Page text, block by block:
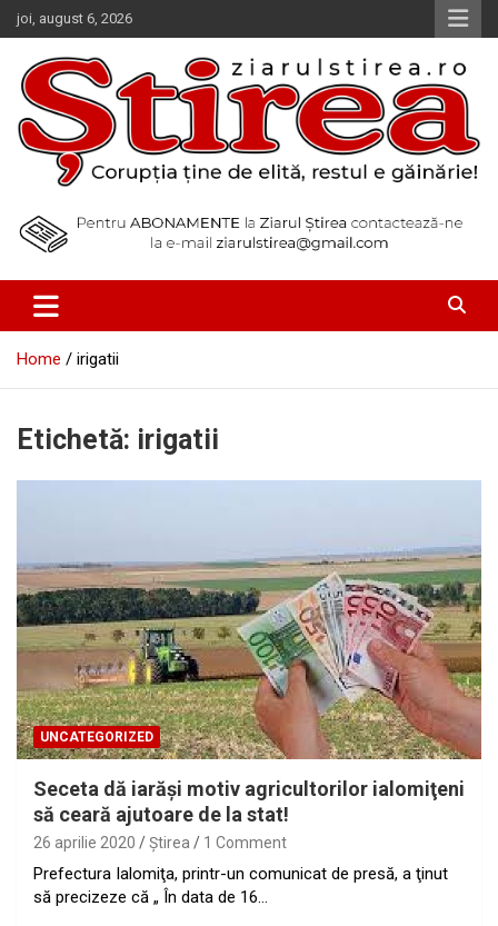
Skip
to
content
joi, august 6, 2026
Ziarul Știrea
Home irigatii
Etichetă: irigatii
UNCATEGORIZED
Seceta dă iarăşi motiv agricultorilor ialomiţeni
să ceară ajutoare de la stat!
26 aprilie 2020 Ştirea 1 Comment
Prefectura Ialomiţa, printr-un comunicat de presă, a ţinut
să precizeze că „ În data de 16…